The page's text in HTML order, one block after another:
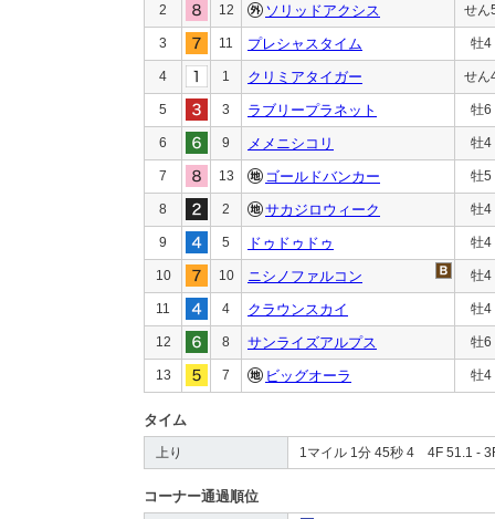
2 12 ソリッドアクシス せん
3 11 プレシャスタイム 牡4
4 1 クリミアタイガー せん
5 3 ラブリープラネット 牡6
6 9 メメニシコリ 牡4
7 13 ゴールドバンカー 牡5
8 2 サカジロウィーク 牡4
9 5 ドゥドゥドゥ 牡4
10 10 ニシノファルコン 牡4
11 4 クラウンスカイ 牡4
12 8 サンライズアルプス 牡6
13 7 ビッグオーラ 牡4
タイム
上り 1マイル 1分 45秒 4 4F 51.1 -
コーナー通過順位